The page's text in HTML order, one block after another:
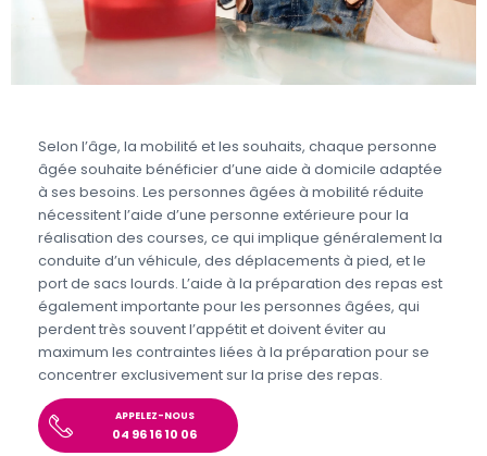
Selon l’âge, la mobilité et les souhaits, chaque personne
âgée souhaite bénéficier d’une aide à domicile adaptée
à ses besoins. Les personnes âgées à mobilité réduite
nécessitent l’aide d’une personne extérieure pour la
réalisation des courses, ce qui implique généralement la
conduite d’un véhicule, des déplacements à pied, et le
port de sacs lourds. L’aide à la préparation des repas est
également importante pour les personnes âgées, qui
perdent très souvent l’appétit et doivent éviter au
maximum les contraintes liées à la préparation pour se
concentrer exclusivement sur la prise des repas.
APPELEZ-NOUS
04 96 16 10 06